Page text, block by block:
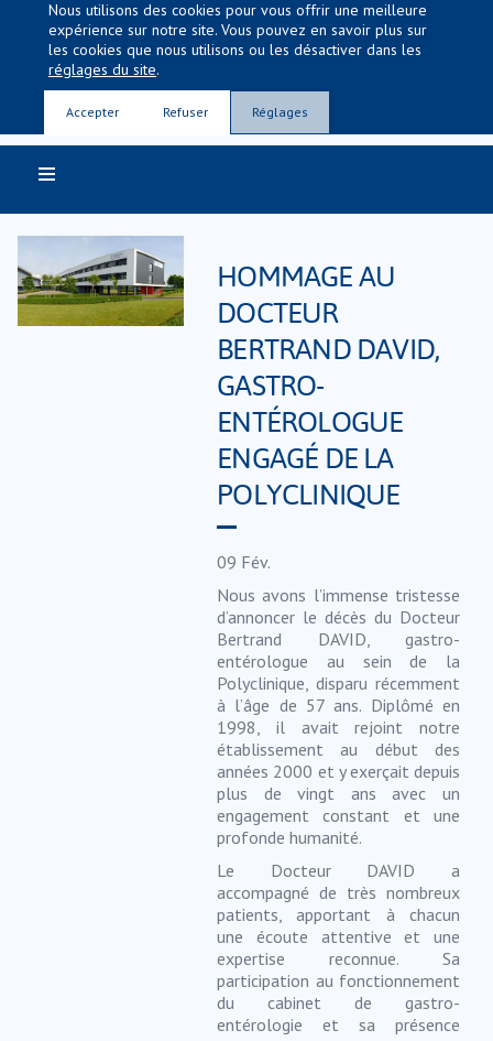
HOMMAGE AU
DOCTEUR
BERTRAND DAVID,
GASTRO-
ENTÉROLOGUE
ENGAGÉ DE LA
POLYCLINIQUE
09 Fév.
Nous avons l’immense tristesse
d’annoncer le décès du Docteur
Bertrand DAVID, gastro-
entérologue au sein de la
Polyclinique, disparu récemment
à l’âge de 57 ans. Diplômé en
1998, il avait rejoint notre
établissement au début des
années 2000 et y exerçait depuis
plus de vingt ans avec un
engagement constant et une
profonde humanité.
Le Docteur DAVID a
accompagné de très nombreux
patients, apportant à chacun
une écoute attentive et une
expertise reconnue. Sa
participation au fonctionnement
du cabinet de gastro-
entérologie et sa présence
Nous utilisons des cookies pour vous offrir une meilleure
expérience sur notre site. Vous pouvez en savoir plus sur
les cookies que nous utilisons ou les désactiver dans les
réglages du site.
Accepter Refuser Réglages